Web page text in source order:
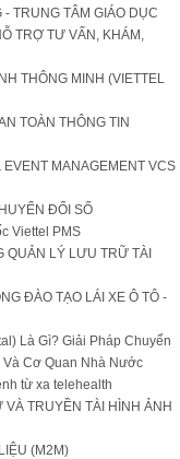
TRUNG TÂM GIÁO DỤC
TRỢ TƯ VẤN, KHÁM,
THÔNG MINH (VIETTEL
TOÀN THÔNG TIN
MANAGEMENT VCS
ĐỔI SỐ
Viettel PMS
QUẢN LÝ LƯU TRỮ TÀI
ĐÀO TẠO LÁI XE Ô TÔ -
Là Gì? Giải Pháp Chuyển
Và Cơ Quan Nhà Nước
từ xa telehealth
TRUYỀN TÀI HÌNH ẢNH
(M2M)